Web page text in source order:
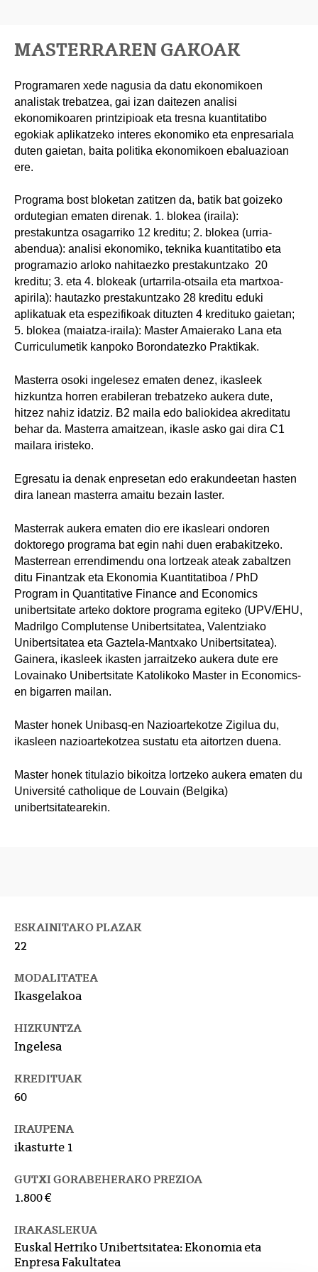
MASTERRAREN GAKOAK
Programaren xede nagusia da datu ekonomikoen
analistak trebatzea, gai izan daitezen analisi
ekonomikoaren printzipioak eta tresna kuantitatibo
egokiak aplikatzeko interes ekonomiko eta enpresariala
duten gaietan, baita politika ekonomikoen ebaluazioan
ere.
Programa bost bloketan zatitzen da, batik bat goizeko
ordutegian ematen direnak. 1. blokea (iraila):
prestakuntza osagarriko 12 kreditu; 2. blokea (urria-
abendua): analisi ekonomiko, teknika kuantitatibo eta
programazio arloko nahitaezko prestakuntzako 20
kreditu; 3. eta 4. blokeak (urtarrila-otsaila eta martxoa-
apirila): hautazko prestakuntzako 28 kreditu eduki
aplikatuak eta espezifikoak dituzten 4 kredituko gaietan;
5. blokea (maiatza-iraila): Master Amaierako Lana eta
Curriculumetik kanpoko Borondatezko Praktikak.
Masterra osoki ingelesez ematen denez, ikasleek
hizkuntza horren erabileran trebatzeko aukera dute,
hitzez nahiz idatziz. B2 maila edo baliokidea akreditatu
behar da. Masterra amaitzean, ikasle asko gai dira C1
mailara iristeko.
Egresatu ia denak enpresetan edo erakundeetan hasten
dira lanean masterra amaitu bezain laster.
Masterrak aukera ematen dio ere ikasleari ondoren
doktorego programa bat egin nahi duen erabakitzeko.
Masterrean errendimendu ona lortzeak ateak zabaltzen
ditu Finantzak eta Ekonomia Kuantitatiboa / PhD
Program in Quantitative Finance and Economics
unibertsitate arteko doktore programa egiteko (UPV/EHU,
Madrilgo Complutense Unibertsitatea, Valentziako
Unibertsitatea eta Gaztela-Mantxako Unibertsitatea).
Gainera, ikasleek ikasten jarraitzeko aukera dute ere
Lovainako Unibertsitate Katolikoko Master in Economics-
en bigarren mailan.
Master honek Unibasq-en Nazioartekotze Zigilua du,
ikasleen nazioartekotzea sustatu eta aitortzen duena.
Master honek titulazio bikoitza lortzeko aukera ematen du
Université catholique de Louvain (Belgika)
unibertsitatearekin.
ESKAINITAKO PLAZAK
22
MODALITATEA
Ikasgelakoa
HIZKUNTZA
Ingelesa
KREDITUAK
60
IRAUPENA
ikasturte 1
GUTXI GORABEHERAKO PREZIOA
1.800 €
IRAKASLEKUA
Euskal Herriko Unibertsitatea: Ekonomia eta
Enpresa Fakultatea